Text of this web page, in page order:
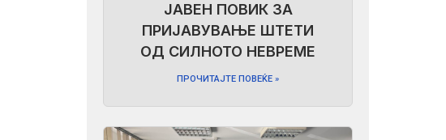
ЈАВЕН ПОВИК ЗА
ПРИЈАВУВАЊЕ ШТЕТИ
ОД СИЛНОТО НЕВРЕМЕ
ПРОЧИТАЈТЕ ПОВЕЌЕ »